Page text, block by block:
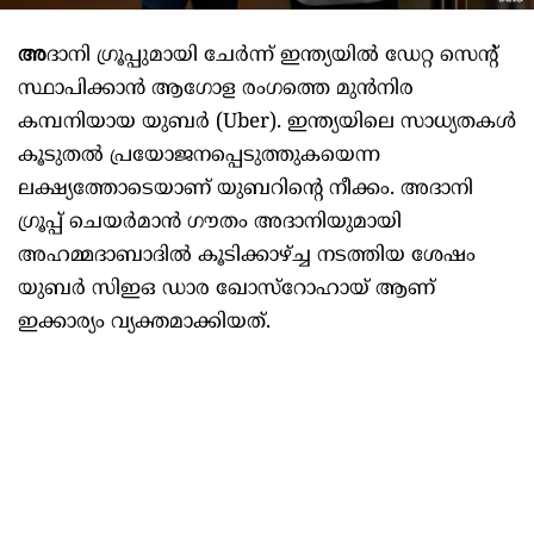
അദാനി ഗ്രൂപ്പുമായി ചേര്‍ന്ന് ഇന്ത്യയില്‍ ഡേറ്റ സെന്റ്
സ്ഥാപിക്കാന്‍ ആഗോള രംഗത്തെ മുന്‍നിര
കമ്പനിയായ യുബര്‍ (Uber). ഇന്ത്യയിലെ സാധ്യതകള്‍
കൂടുതല്‍ പ്രയോജനപ്പെടുത്തുകയെന്ന
ലക്ഷ്യത്തോടെയാണ് യുബറിന്റെ നീക്കം. അദാനി
ഗ്രൂപ്പ് ചെയര്‍മാന്‍ ഗൗതം അദാനിയുമായി
അഹമ്മദാബാദില്‍ കൂടിക്കാഴ്ച്ച നടത്തിയ ശേഷം
യുബര്‍ സിഇഒ ഡാര ഖോസ്‌റോഹായ് ആണ്
ഇക്കാര്യം വ്യക്തമാക്കിയത്.